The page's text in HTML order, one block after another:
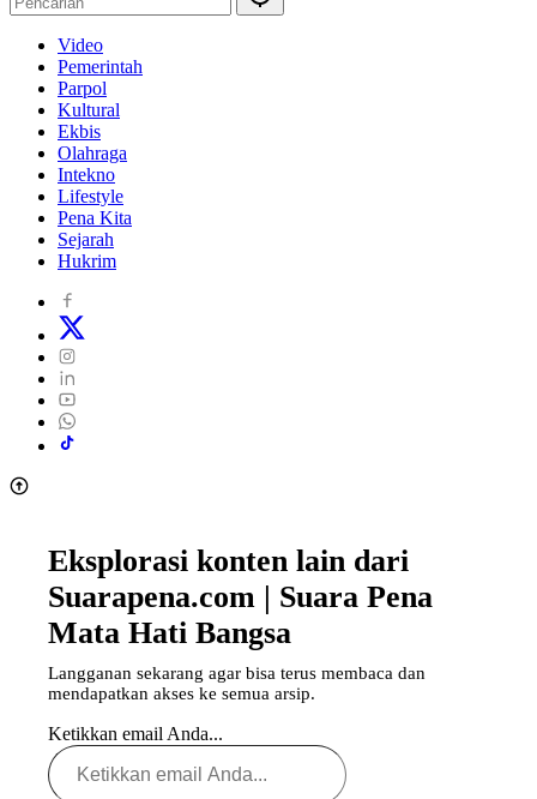
Video
Pemerintah
Parpol
Kultural
Ekbis
Olahraga
Intekno
Lifestyle
Pena Kita
Sejarah
Hukrim
Eksplorasi konten lain dari
Suarapena.com | Suara Pena
Mata Hati Bangsa
Langganan sekarang agar bisa terus membaca dan
mendapatkan akses ke semua arsip.
Ketikkan email Anda...